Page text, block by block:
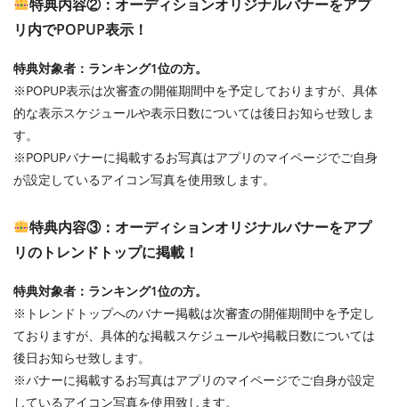
特典内容②：オーディションオリジナルバナーをアプ
リ内でPOPUP表示！
特典対象者：ランキング1位の方。
※POPUP表示は次審査の開催期間中を予定しておりますが、具体
的な表示スケジュールや表示日数については後日お知らせ致しま
す。
※POPUPバナーに掲載するお写真はアプリのマイページでご自身
が設定しているアイコン写真を使用致します。
特典内容③：オーディションオリジナルバナーをアプ
リのトレンドトップに掲載！
特典対象者：ランキング1位の方。
※トレンドトップへのバナー掲載は次審査の開催期間中を予定し
ておりますが、具体的な掲載スケジュールや掲載日数については
後日お知らせ致します。
※バナーに掲載するお写真はアプリのマイページでご自身が設定
しているアイコン写真を使用致します。